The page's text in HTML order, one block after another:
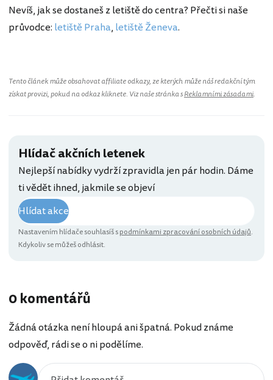
Nevíš, jak se dostaneš z letiště do centra? Přečti si naše
průvodce: letiště Praha, letiště Ženeva.
Tento článek může obsahovat affiliate odkazy, ze kterých může náš redakční tým
získat provizi, pokud na odkaz kliknete. Viz naše stránka sReklamními zásadami.
Hlídač akčních letenek
Nejlepší nabídky vydrží zpravidla jen pár hodin. Dáme
ti vědět ihned, jakmile se objeví
Hlídat akce
Nastavením hlídače souhlasíš spodmínkami zpracování osobních údajů.
Kdykoliv se můžeš odhlásit.
0 komentářů
Žádná otázka není hloupá ani špatná. Pokud známe
odpověď, rádi se o ni podělíme.